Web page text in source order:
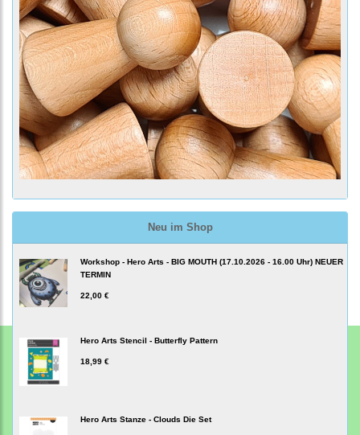
Neu im Shop
Workshop - Hero Arts - BIG MOUTH (17.10.2026 - 16.00 Uhr) NEUER
TERMIN
22,00 €
Hero Arts Stencil - Butterfly Pattern
18,99 €
Hero Arts Stanze - Clouds Die Set